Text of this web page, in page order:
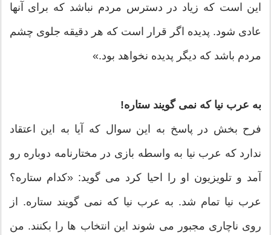
این است که زیاد در دسترس مردم نباشد که برای آنها
عادی شود. پدیده اگر قرار است که هر دقیقه جلوی چشم
مردم باشد که دیگر پدیده نخواهد بود.»
به عرب نیا که نمی گویند ستاره!
فرح بخش در پاسخ به این سوال که آیا به این اعتقاد
ندارد که عرب نیا به واسطه بازی در مختارنامه دوباره رو
آمد و تلویزیون او را احیا کرد می گوید: «کدام ستاره؟
عرب نیا تمام شد. به عرب نیا که نمی گویند ستاره. از
روی ناچاری مجبور می شوند این انتخاب ها را بکنند. من